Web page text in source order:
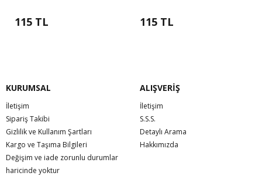
115 TL 115 TL
KURUMSAL
İletişim
Sipariş Takibi
Gizlilik ve Kullanım Şartları
Kargo ve Taşıma Bilgileri
Değişim ve iade zorunlu durumlar
haricinde yoktur
ALIŞVERİŞ
İletişim
S.S.S.
Detaylı Arama
Hakkımızda